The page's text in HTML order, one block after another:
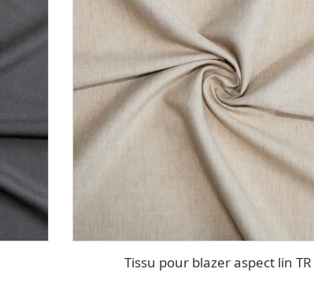
Tissu pour blazer aspect lin TR